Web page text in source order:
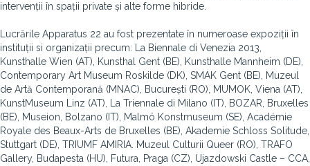
intervenții în spații private și alte forme hibride.
Lucrările Apparatus 22 au fost prezentate în numeroase expoziții în
instituții si organizații precum: La Biennale di Venezia 2013,
Kunsthalle Wien (AT), Kunsthal Gent (BE), Kunsthalle Mannheim (DE),
Contemporary Art Museum Roskilde (DK), SMAK Gent (BE), Muzeul
de Artă Contemporană (MNAC), București (RO), MUMOK, Viena (AT),
KunstMuseum Linz (AT), La Triennale di Milano (IT), BOZAR, Bruxelles
(BE), Museion, Bolzano (IT), Malmö Konstmuseum (SE), Académie
Royale des Beaux-Arts de Bruxelles (BE), Akademie Schloss Solitude,
Stuttgart (DE), TRIUMF AMIRIA. Muzeul Culturii Queer (RO), TRAFO
Gallery, Budapesta (HU), Futura, Praga (CZ), Ujazdowski Castle – CCA,